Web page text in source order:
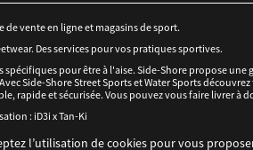
vente en ligne et magasins de sport.
Des services pour vos pratiques sportives.
pour être à l'aise. Side-Shore propose
Side-Shore Street Sports et Water Sports
rapide et sécurisée. Vous pouvez vous faire livrer à
: iD3i xTan-Ki
l’utilisation de cookies pour vous